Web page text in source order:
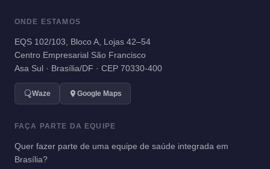
ONDE ESTAMOS
EQS 102/103, Bloco A, Lojas 42–54
Centro Empresarial São Francisco
Asa Sul · Brasília/DF · CEP 70330-400
Waze Google Maps
FAÇA PARTE DA EQUIPE
Quer fazer parte de uma equipe de saúde integrada em
Brasília?